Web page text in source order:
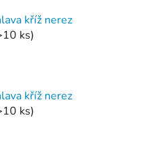
kříž nerez
ks)
kříž nerez
ks)